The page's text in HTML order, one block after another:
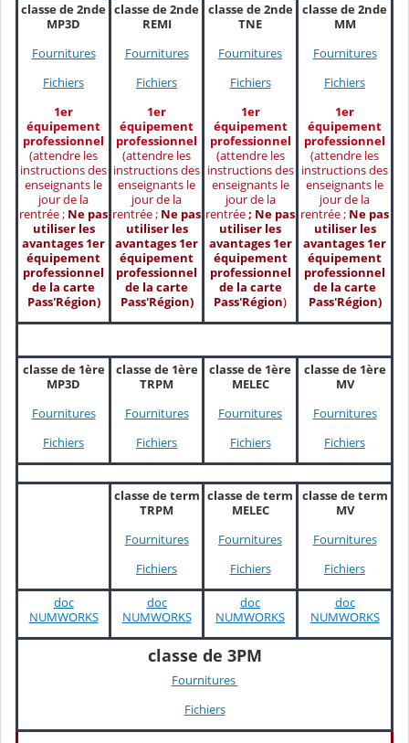
classe de 2nde
MP3D
Fournitures
Fichiers
1er
équipement
professionnel
(attendre les
instructions des
enseignants le
jour de la
rentrée ; Ne pas
utiliser les
avantages 1er
équipement
professionnel
de la carte
Pass'Région)
classe de 2nde
REMI
Fournitures
Fichiers
1er
équipement
professionnel
(attendre les
instructions des
enseignants le
jour de la
rentrée ; Ne pas
utiliser les
avantages 1er
équipement
professionnel
de la carte
Pass'Région)
classe de 2nde
TNE
Fournitures
Fichiers
1er
équipement
professionnel
(attendre les
instructions des
enseignants le
jour de la
rentrée; Ne pas
utiliser les
avantages 1er
équipement
professionnel
de la carte
Pass'Région)
classe de 2nde
MM
Fournitures
Fichiers
1er
équipement
professionnel
(attendre les
instructions des
enseignants le
jour de la
rentrée ; Ne pas
utiliser les
avantages 1er
équipement
professionnel
de la carte
Pass'Région)
classe de 1ère
MP3D
Fournitures
Fichiers
classe de 1ère
TRPM
Fournitures
Fichiers
classe de 1ère
MELEC
Fournitures
Fichiers
classe de 1ère
MV
Fournitures
Fichiers
classe de term
TRPM
Fournitures
Fichiers
classe de term
MELEC
Fournitures
Fichiers
classe de term
MV
Fournitures
Fichiers
doc
NUMWORKS
doc
NUMWORKS
doc
NUMWORKS
doc
NUMWORKS
classe de 3PM
Fournitures
Fichiers